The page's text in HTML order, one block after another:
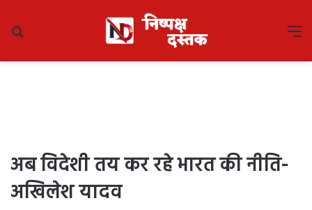
अब विदेशी तय कर रहे भारत की नीति-
अखिलेश यादव